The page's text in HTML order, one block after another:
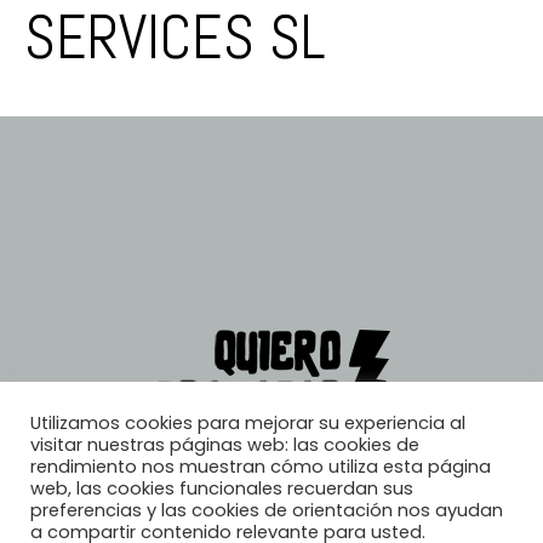
SERVICES SL
Utilizamos cookies para mejorar su experiencia al
visitar nuestras páginas web: las cookies de
rendimiento nos muestran cómo utiliza esta página
web, las cookies funcionales recuerdan sus
preferencias y las cookies de orientación nos ayudan
a compartir contenido relevante para usted.